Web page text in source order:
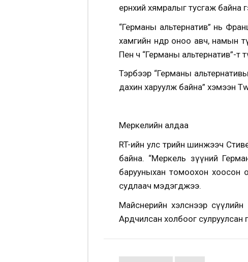
ерөнхий хямралыг тусгаж байна
“Германы альтернатив” нь
хамгийн өндөр оноо авч,
Пен ч “Германы альтернатив”-т
Тэрбээр “Германы
дахин харуулж байна” хэмээн
Меркелийн алдаа
RT-ийн улс төрийн шинжээч
байна. “Меркель зүүний
барууныхан томоохон хоосон
судлаач мэдэгджээ.
Майснерийн хэлснээр сүүлийн
Ардчилсан холбоог сулруулсан